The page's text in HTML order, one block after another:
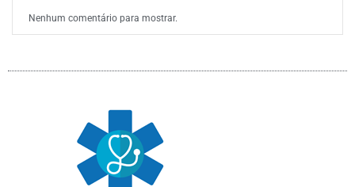
Nenhum comentário para mostrar.